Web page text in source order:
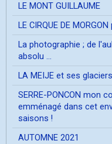
LE MONT GUILLAUME
LE CIRQUE DE
La photographie ; de
absolu ...
LA MEIJE et ses glaciers
SERRE-PONCON mon
emménagé dans cet
saisons !
AUTOMNE 2021